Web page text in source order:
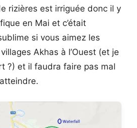
rizières est irriguée donc il y
en Mai et c’était
si vous aimez les
Akhas à l’Ouest (et je
?) et il faudra faire pas mal